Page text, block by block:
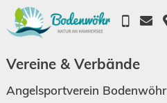
Vereine & Verbände
Angelsportverein Bodenwöhr